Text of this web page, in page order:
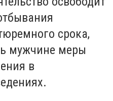
срока,
мужчине меры
в